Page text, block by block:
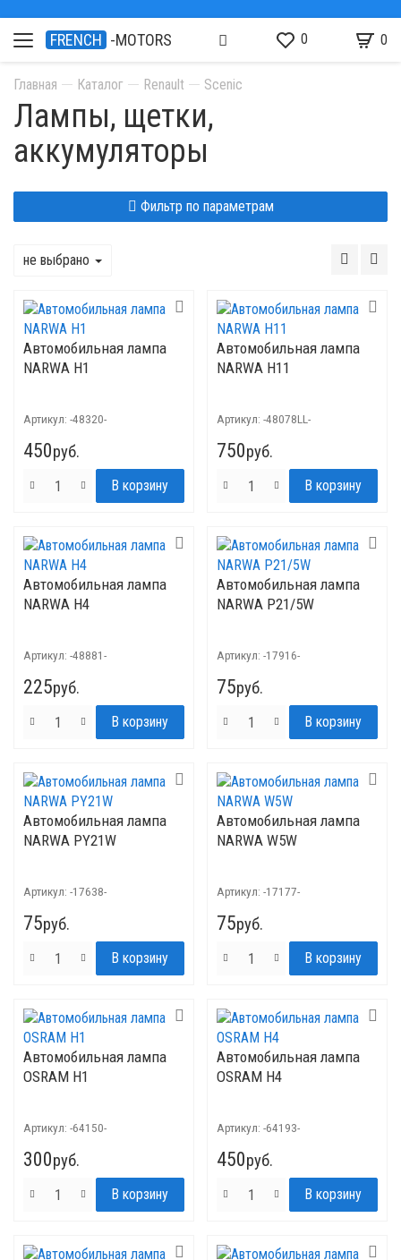
FRENCH -MOTORS 0 0
Главная Каталог Renault Scenic
Лампы, щетки,
аккумуляторы
Фильтр по параметрам
не выбрано
Автомобильная лампа
NARWA H1
Артикул: -48320-
450руб.
Автомобильная лампа
NARWA H11
Артикул: -48078LL-
750руб.
Автомобильная лампа
NARWA H4
Артикул: -48881-
225руб.
Автомобильная лампа
NARWA P21/5W
Артикул: -17916-
75руб.
Автомобильная лампа
NARWA PY21W
Артикул: -17638-
75руб.
Автомобильная лампа
NARWA W5W
Артикул: -17177-
75руб.
Автомобильная лампа
OSRAM H1
Артикул: -64150-
300руб.
Автомобильная лампа
OSRAM H4
Артикул: -64193-
450руб.